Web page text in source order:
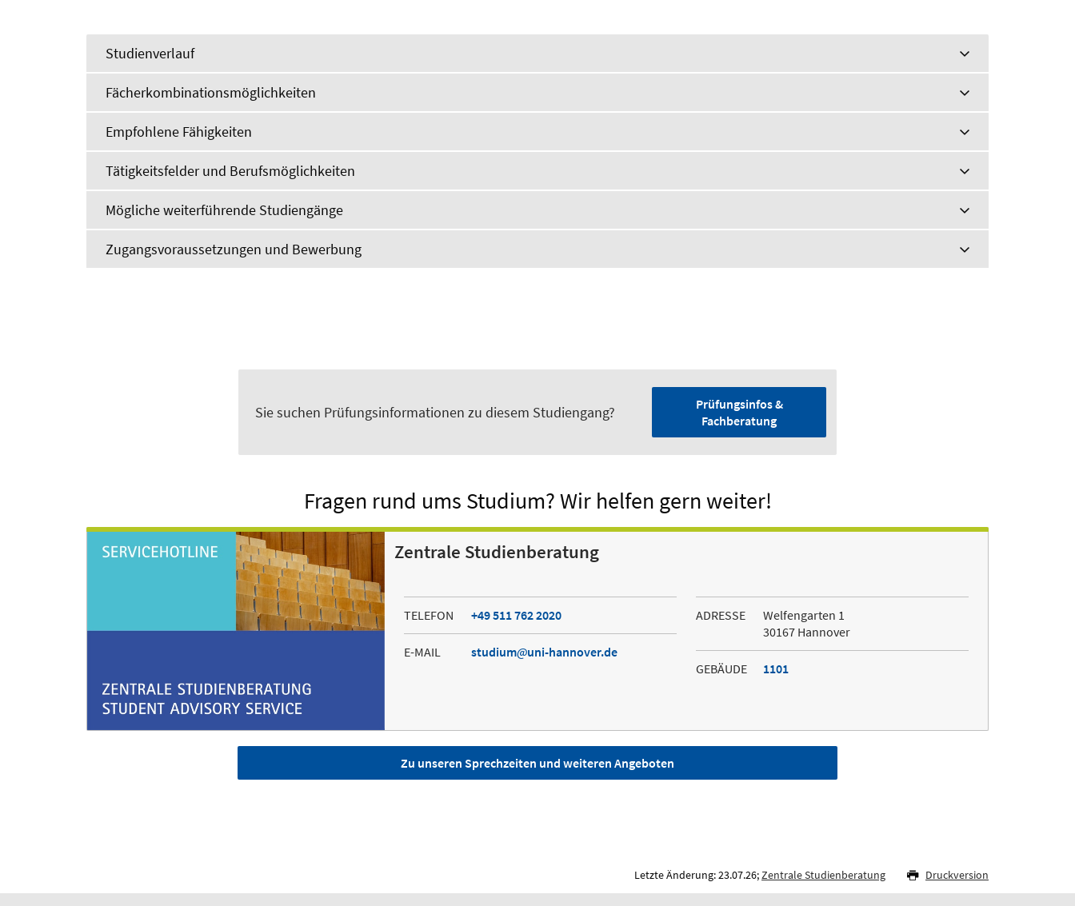
Studienverlauf
Fächerkombinationsmöglichkeiten
Empfohlene Fähigkeiten
Tätigkeitsfelder und Berufsmöglichkeiten
Mögliche weiterführende Studiengänge
Zugangsvoraussetzungen und Bewerbung
Sie suchen Prüfungsinformationen zu diesem Studiengang?
Prüfungsinfos &
Fachberatung
Fragen rund ums Studium? Wir helfen gern weiter!
Zentrale Studienberatung
TELEFON +49 511 762 2020
E-MAIL studium uni-hannover.de
ADRESSE
Welfengarten 1
30167 Hannover
GEBÄUDE 1101
Zu unseren Sprechzeiten und weiteren Angeboten
Letzte Änderung: 23.07.26;Zentrale Studienberatung Druckversion